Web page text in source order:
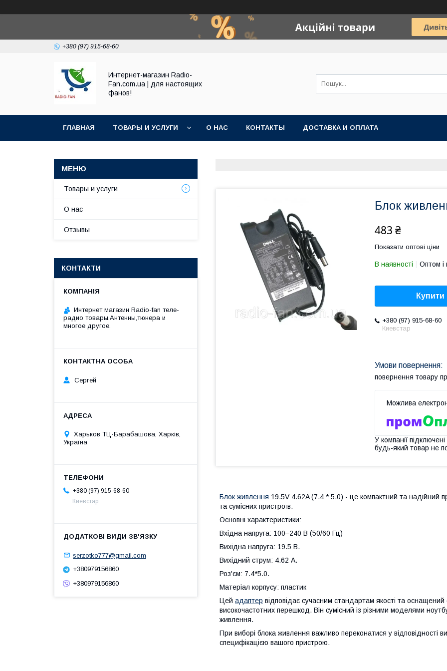
+380 (97) 915-68-60
Интернет-магазин Radio-
Fan.com.ua | для настоящих
фанов!
ГЛАВНАЯ ТОВАРЫ И УСЛУГИ О НАС КОНТАКТЫ ДОСТАВКА И ОПЛАТА
Блок
483 ₴
Показати оптові ціни
В наявності Оптом і
Купити
+380 (97) 915-68-60
Киевстар
повернення товару
У компанії
будь-який товар не
Блок живлення 19.5V 4.62A (7.4 * 5.0) - це компактний та надійний
та сумісних пристроїв.
Основні характеристики:
Вхідна напруга: 100–240 В (50/60 Гц)
Вихідна напруга: 19.5 В.
Вихідний струм: 4.62 A.
Роз'єм: 7.4*5.0.
Матеріал корпусу: пластик
Цей адаптер відповідає сучасним стандартам якості та
високочастотних перешкод. Він сумісний із різними моделями
живлення.
При виборі блока живлення важливо переконатися у відповідності
специфікацією вашого пристрою.
Товары и услуги
О нас
Отзывы
КОНТАКТИ
Интернет магазин Radio-fan теле-
радио товары.Антенны,тюнера и
многое другое.
Сергей
Харьков ТЦ-Барабашова, Харків,
Україна
+380 (97) 915-68-60
Киевстар
serzotko777@gmail.com
+380979156860
+380979156860